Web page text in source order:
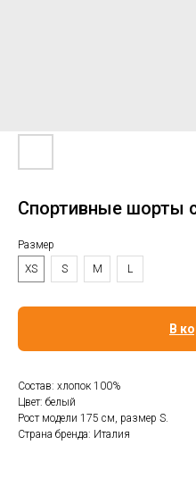
Спортивные шорты
Размер
XS
S M L
В
Состав: хлопок 100%
Цвет: белый
Рост модели 175 см, размер S.
Страна бренда: Италия